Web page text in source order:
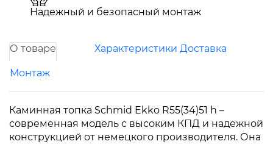
Надежный и безопасный монтаж
О товаре Характеристики Доставка
Монтаж
Каминная топка Schmid Ekko R55(34)51 h –
современная модель с высоким КПД и надежной
конструкцией от немецкого производителя. Она